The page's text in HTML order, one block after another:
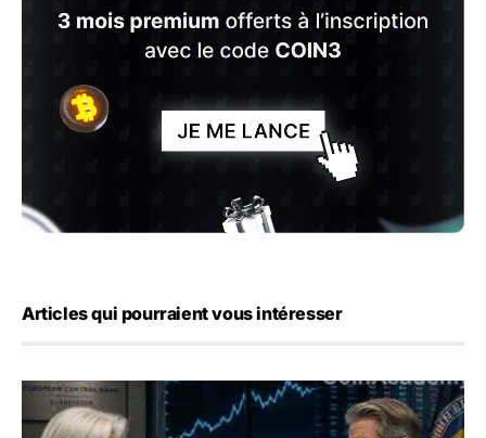
Articles qui pourraient vous intéresser
Yen : Washington a vendu des euros sans prévenir la